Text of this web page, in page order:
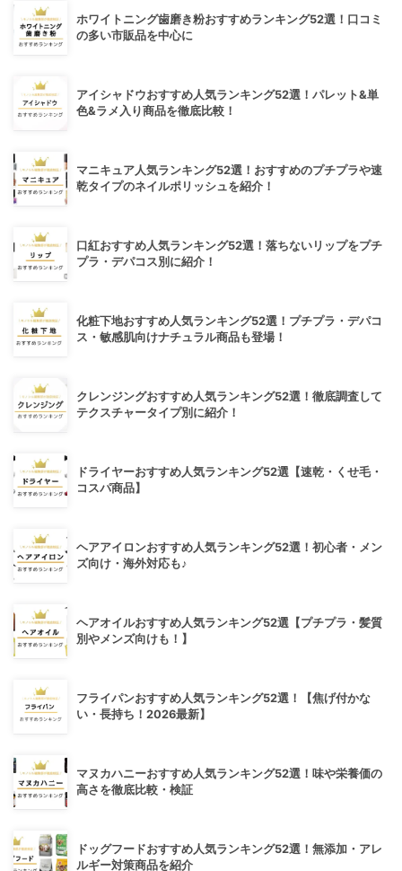
ホワイトニング歯磨き粉おすすめランキング52選！口コミ
の多い市販品を中心に
アイシャドウおすすめ人気ランキング52選！パレット&単
色&ラメ入り商品を徹底比較！
マニキュア人気ランキング52選！おすすめのプチプラや速
乾タイプのネイルポリッシュを紹介！
口紅おすすめ人気ランキング52選！落ちないリップをプチ
プラ・デパコス別に紹介！
化粧下地おすすめ人気ランキング52選！プチプラ・デパコ
ス・敏感肌向けナチュラル商品も登場！
クレンジングおすすめ人気ランキング52選！徹底調査して
テクスチャータイプ別に紹介！
ドライヤーおすすめ人気ランキング52選【速乾・くせ毛・
コスパ商品】
ヘアアイロンおすすめ人気ランキング52選！初心者・メン
ズ向け・海外対応も♪
ヘアオイルおすすめ人気ランキング52選【プチプラ・髪質
別やメンズ向けも！】
フライパンおすすめ人気ランキング52選！【焦げ付かな
い・長持ち！2026最新】
マヌカハニーおすすめ人気ランキング52選！味や栄養価の
高さを徹底比較・検証
ドッグフードおすすめ人気ランキング52選！無添加・アレ
ルギー対策商品を紹介